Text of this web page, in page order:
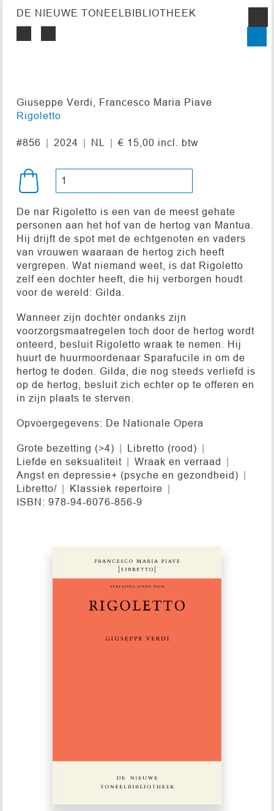
DE NIEUWE TONEELBIBLIOTHEEK
Giuseppe Verdi, Francesco Maria Piave
Rigoletto
#856 2024 NL € 15,00 incl. btw
De nar Rigoletto is een van de meest gehate
personen aan het hof van de hertog van Mantua.
Hij drijft de spot met de echtgenoten en vaders
van vrouwen waaraan de hertog zich heeft
vergrepen. Wat niemand weet, is dat Rigoletto
zelf een dochter heeft, die hij verborgen houdt
voor de wereld: Gilda.
Wanneer zijn dochter ondanks zijn
voorzorgsmaatregelen toch door de hertog wordt
onteerd, besluit Rigoletto wraak te nemen. Hij
huurt de huurmoordenaar Sparafucile in om de
hertog te doden. Gilda, die nog steeds verliefd is
op de hertog, besluit zich echter op te offeren en
in zijn plaats te sterven.
Opvoergegevens: De Nationale Opera
Grote bezetting (>4)
Libretto (rood)
Liefde en seksualiteit
Wraak en verraad
Angst en depressie+ (psyche en gezondheid)
Libretto/
Klassiek repertoire
ISBN: 978-94-6076-856-9